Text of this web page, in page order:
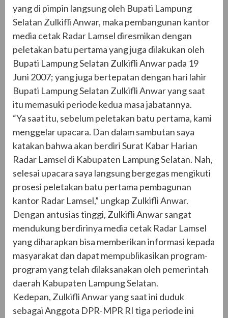
yang di pimpin langsung oleh Bupati Lampung
Selatan Zulkifli Anwar, maka pembangunan kantor
media cetak Radar Lamsel diresmikan dengan
peletakan batu pertama yang juga dilakukan oleh
Bupati Lampung Selatan Zulkifli Anwar pada 19
Juni 2007; yang juga bertepatan dengan hari lahir
Bupati Lampung Selatan Zulkifli Anwar yang saat
itu memasuki periode kedua masa jabatannya.
“Ya saat itu, sebelum peletakan batu pertama, kami
menggelar upacara. Dan dalam sambutan saya
katakan bahwa akan berdiri Surat Kabar Harian
Radar Lamsel di Kabupaten Lampung Selatan. Nah,
selesai upacara saya langsung bergegas mengikuti
prosesi peletakan batu pertama pembagunan
kantor Radar Lamsel,” ungkap Zulkifli Anwar.
Dengan antusias tinggi, Zulkifli Anwar sangat
mendukung berdirinya media cetak Radar Lamsel
yang diharapkan bisa memberikan informasi kepada
masyarakat dan dapat mempublikasikan program-
program yang telah dilaksanakan oleh pemerintah
daerah Kabupaten Lampung Selatan.
Kedepan, Zulkifli Anwar yang saat ini duduk
sebagai Anggota DPR-MPR RI tiga periode ini